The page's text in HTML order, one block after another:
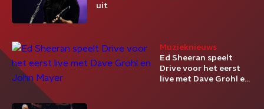
uit
Muzieknieuws
Ed Sheeran speelt
Drive voor het eerst
live met Dave Grohl en